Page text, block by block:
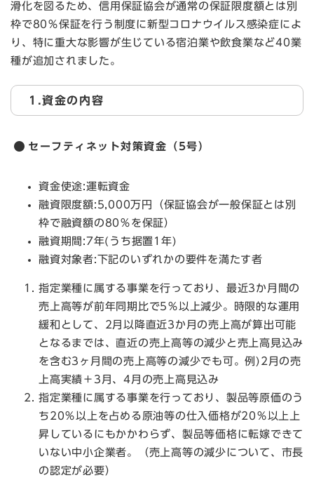
滑化を図るため、信用保証協会が通常の保証限度額とは別
枠で80％保証を行う制度に新型コロナウイルス感染症によ
り、特に重大な影響が生じている宿泊業や飲食業など40業
種が追加されました。
1.資金の内容
セーフティネット対策資金（5号）
資金使途:運転資金
融資限度額:5,000万円（保証協会が一般保証とは別
枠で融資額の80％を保証）
融資期間:7年(うち据置1年)
融資対象者:下記のいずれかの要件を満たす者
指定業種に属する事業を行っており、最近3か月間の
売上高等が前年同期比で5％以上減少。時限的な運用
緩和として、2月以降直近3か月の売上高が算出可能
となるまでは、直近の売上高等の減少と売上高見込み
を含む3ヶ月間の売上高等の減少でも可。例)2月の売
上高実績＋3月、4月の売上高見込み
指定業種に属する事業を行っており、製品等原価のう
ち20％以上を占める原油等の仕入価格が20％以上上
昇しているにもかかわらず、製品等価格に転嫁できて
いない中小企業者。（売上高等の減少について、市長
の認定が必要）